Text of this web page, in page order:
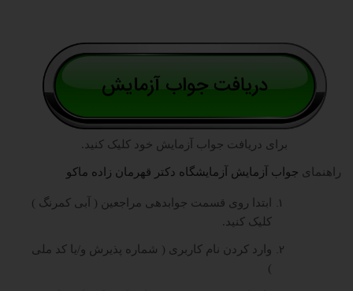
برای دریافت جواب آزمایش خود کلیک کنید.
راهنمای جواب آزمایش آزمایشگاه دکتر قهرمان زاده ماکو
ابتدا روی قسمت جوابدهی مراجعین ( آبی کمرنگ )
کلیک کنید.
وارد کردن نام کاربری ( شماره پذیرش و/یا کد ملی
)